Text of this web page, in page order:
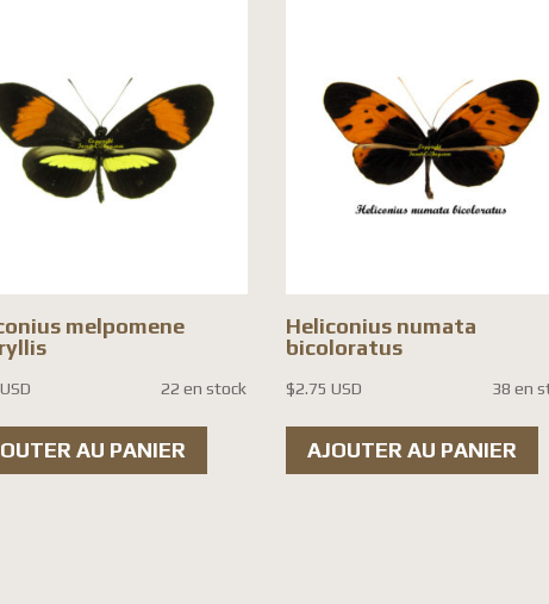
melpomene
22 en stock
AU PANIER
Heliconius numata
bicoloratus
$2.75 USD 38 en
AJOUTER AU PANIER